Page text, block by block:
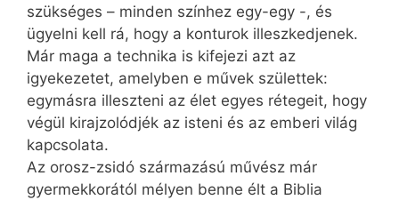
szükséges – minden színhez egy-egy -, és
ügyelni kell rá, hogy a konturok illeszkedjenek.
Már maga a technika is kifejezi azt az
igyekezetet, amelyben e művek születtek:
egymásra illeszteni az élet egyes rétegeit, hogy
végül kirajzolódjék az isteni és az emberi világ
kapcsolata.
Az orosz-zsidó származású művész már
gyermekkorától mélyen benne élt a Biblia